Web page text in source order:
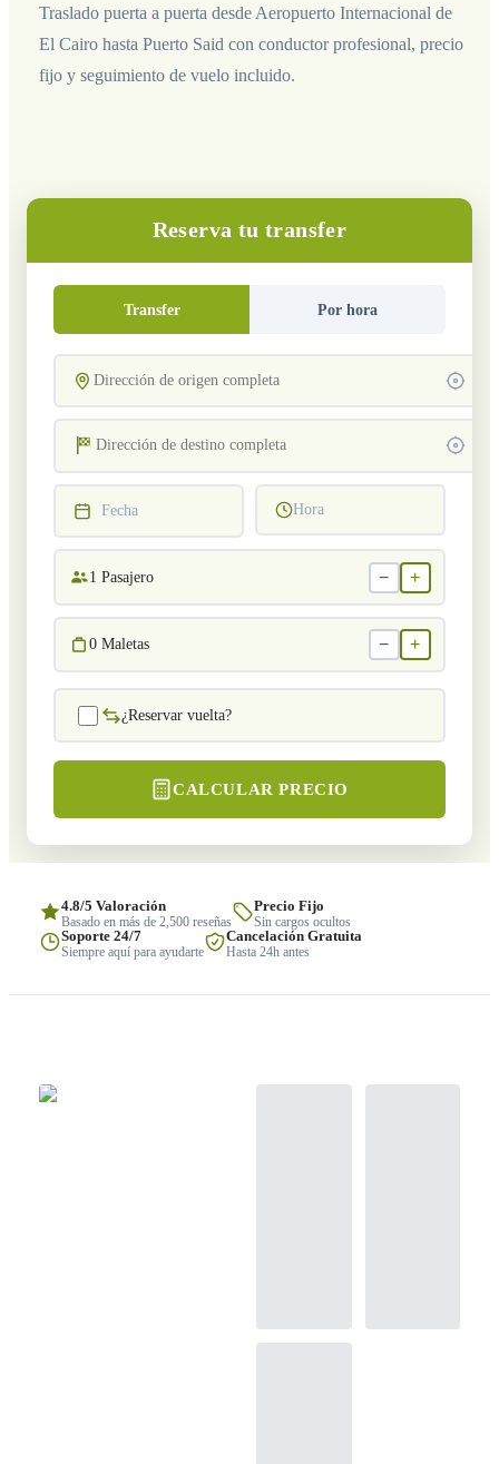
Traslado puerta a puerta desde Aeropuerto Internacional de
El Cairo hasta Puerto Said con conductor profesional, precio
fijo y seguimiento de vuelo incluido.
Reserva tu transfer
Transfer Por hora
Fecha Hora
1 Pasajero − +
0 Maletas − +
¿Reservar vuelta?
CALCULAR PRECIO
4.8/5 Valoración
Basado en más de 2,500 reseñas
Precio Fijo
Sin cargos ocultos
Soporte 24/7
Siempre aquí para ayudarte
Cancelación Gratuita
Hasta 24h antes